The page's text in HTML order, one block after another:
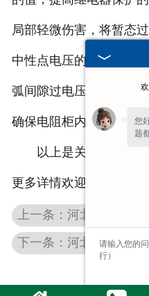
局部轻微伤害，将暂态
中性点电压的2.6倍，限
弧间隙过电压损坏主要
确保电阻柜内发电机安
以上是关于
更多详情欢迎关注我司网
下一条：河北铝壳制动
您
题